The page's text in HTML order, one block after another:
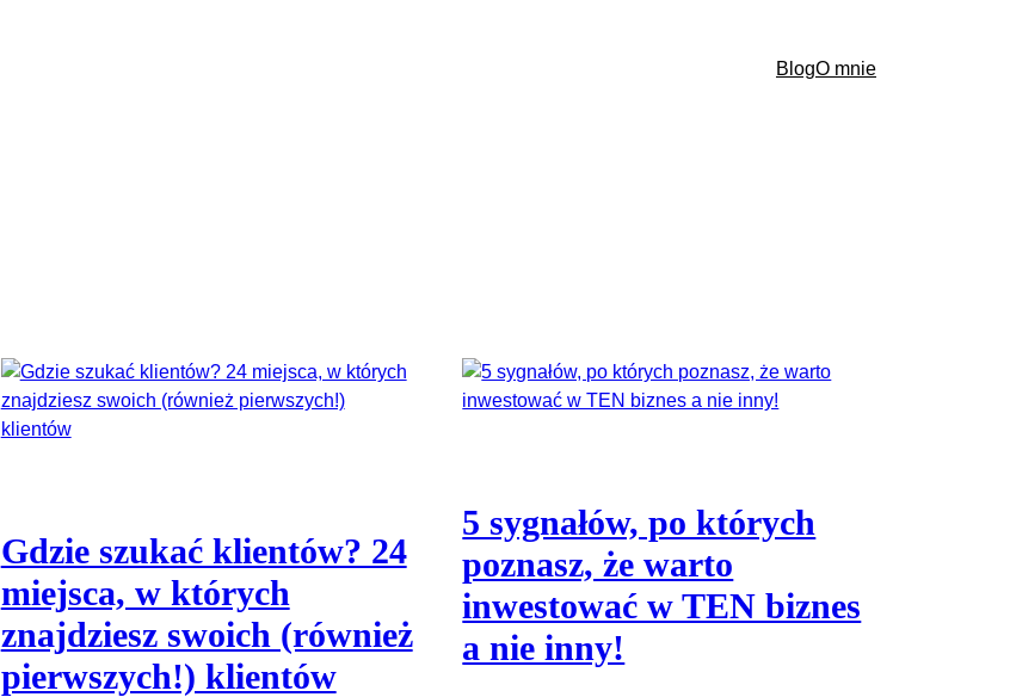
BlogO mnie
Gdzie szukać klientów? 24
miejsca, w których
znajdziesz swoich (również
pierwszych!) klientów
5 sygnałów, po których
poznasz, że warto
inwestować w TEN biznes
a nie inny!